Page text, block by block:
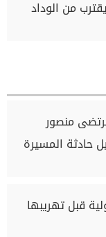
من الوداد
منصور
حادثة المسيرة
قبل تهريبها